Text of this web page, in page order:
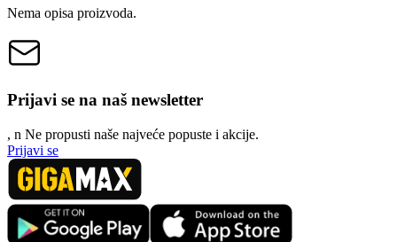
Nema opisa proizvoda.
Prijavi se na naš newsletter
, n Ne propusti naše najveće popuste i akcije.
Prijavi se